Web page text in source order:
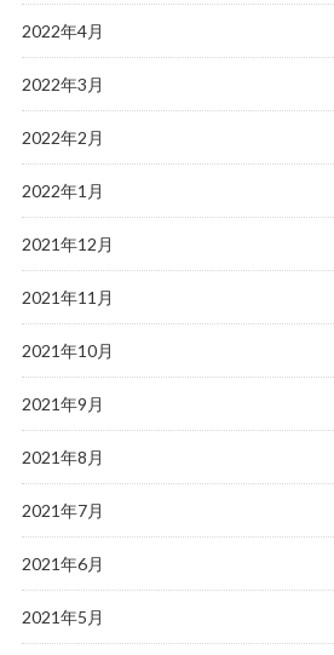
2022年4月
2022年3月
2022年2月
2022年1月
2021年12月
2021年11月
2021年10月
2021年9月
2021年8月
2021年7月
2021年6月
2021年5月